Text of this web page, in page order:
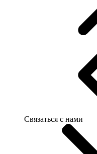
Связаться с нами